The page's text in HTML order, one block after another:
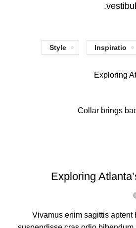
Inspiratio
Style
Exploring
Collar brings
Exploring
Vivamus enim sagittis aptent